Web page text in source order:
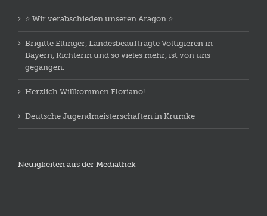
⭐️ Wir verabschieden unseren Aragon ⭐️
Brigitte Ellinger, Landesbeauftragte Voltigieren in
Bayern, Richterin und so vieles mehr, ist von uns
gegangen.
Herzlich Willkommen Floriano!
Deutsche Jugendmeisterschaften in Krumke
Neuigkeiten aus der Mediathek